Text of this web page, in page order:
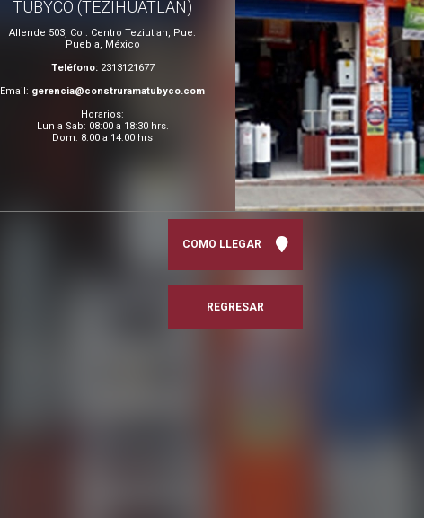
TUBYCO (TEZIHUATLAN)
Allende 503, Col. Centro Teziutlan, Pue.
Puebla, México
Teléfono: 2313121677
Email: gerencia@construramatubyco.com
Horarios:
Lun a Sab: 08:00 a 18:30 hrs.
Dom: 8:00 a 14:00 hrs
COMO LLEGAR
REGRESAR